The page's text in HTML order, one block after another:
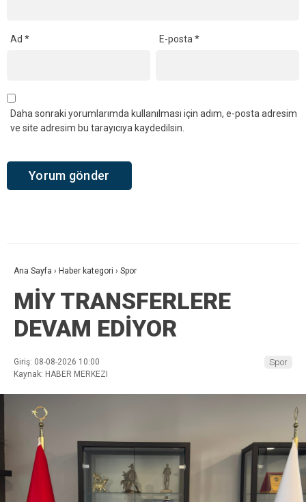
Ad * E-posta*
Daha sonraki yorumlarımda kullanılması için adım, e-posta adresim
ve site adresim bu tarayıcıya kaydedilsin.
Ana Sayfa › Haber kategori › Spor
MİY TRANSFERLERE
DEVAM EDİYOR
Giriş: 08-08-2026 10:00
Kaynak: HABER MERKEZI
Spor